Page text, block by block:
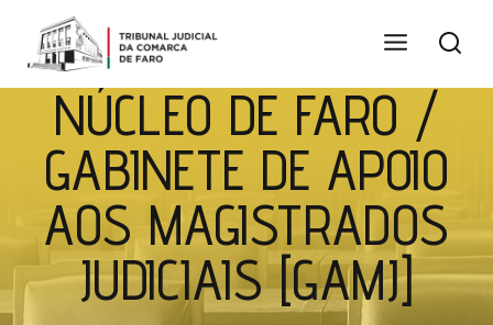
NÚCLEO DE FARO /
GABINETE DE APOIO
AOS MAGISTRADOS
JUDICIAIS [GAMJ]